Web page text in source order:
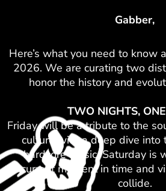
Gabber,
Here’s what you need to know
2026. We are curating two
honor the history and
TWO NIGHTS,
Friday will be a tribute to the
culture with a deep dive into
hardcore music. Saturday is
current moment in time and
collide.